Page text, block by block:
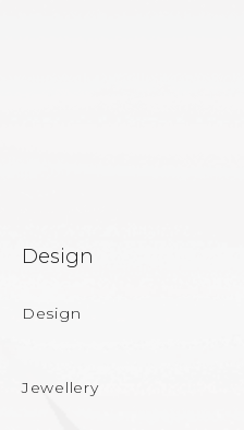
Design
Design
Jewellery